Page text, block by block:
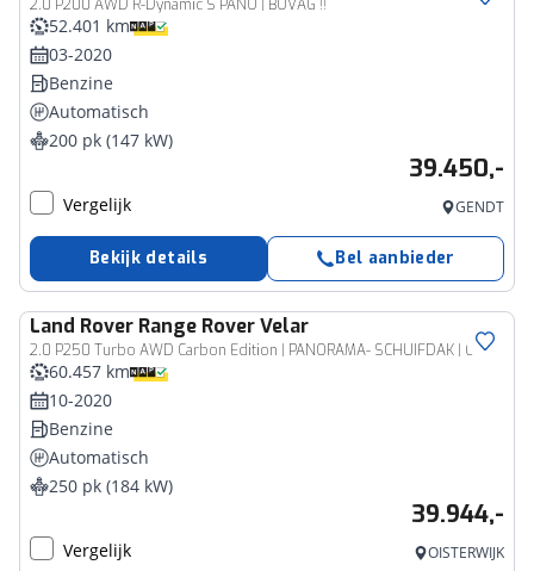
2.0 P200 AWD R-Dynamic S PANO | BOVAG !!
52.401 km
03-2020
Benzine
Automatisch
200 pk (147 kW)
39.450,-
Vergelijk GENDT
Bekijk details Bel aanbieder
Land Rover Range Rover Velar
2.0 P250 Turbo AWD Carbon Edition | PANORAMA- SCHUIFDAK | CAMERA | STOELVERWARMING & VENTILATIE | MERIDIAN AUDIO | LEER | NAVIGATIE | KEYLESS |
60.457 km
10-2020
Benzine
Automatisch
250 pk (184 kW)
39.944,-
Vergelijk OISTERWIJK